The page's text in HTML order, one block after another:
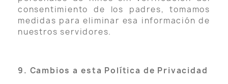
consentimiento de los padres, tomamos
medidas para eliminar esa información de
nuestros servidores.
9. Cambios a esta Política de Privacidad